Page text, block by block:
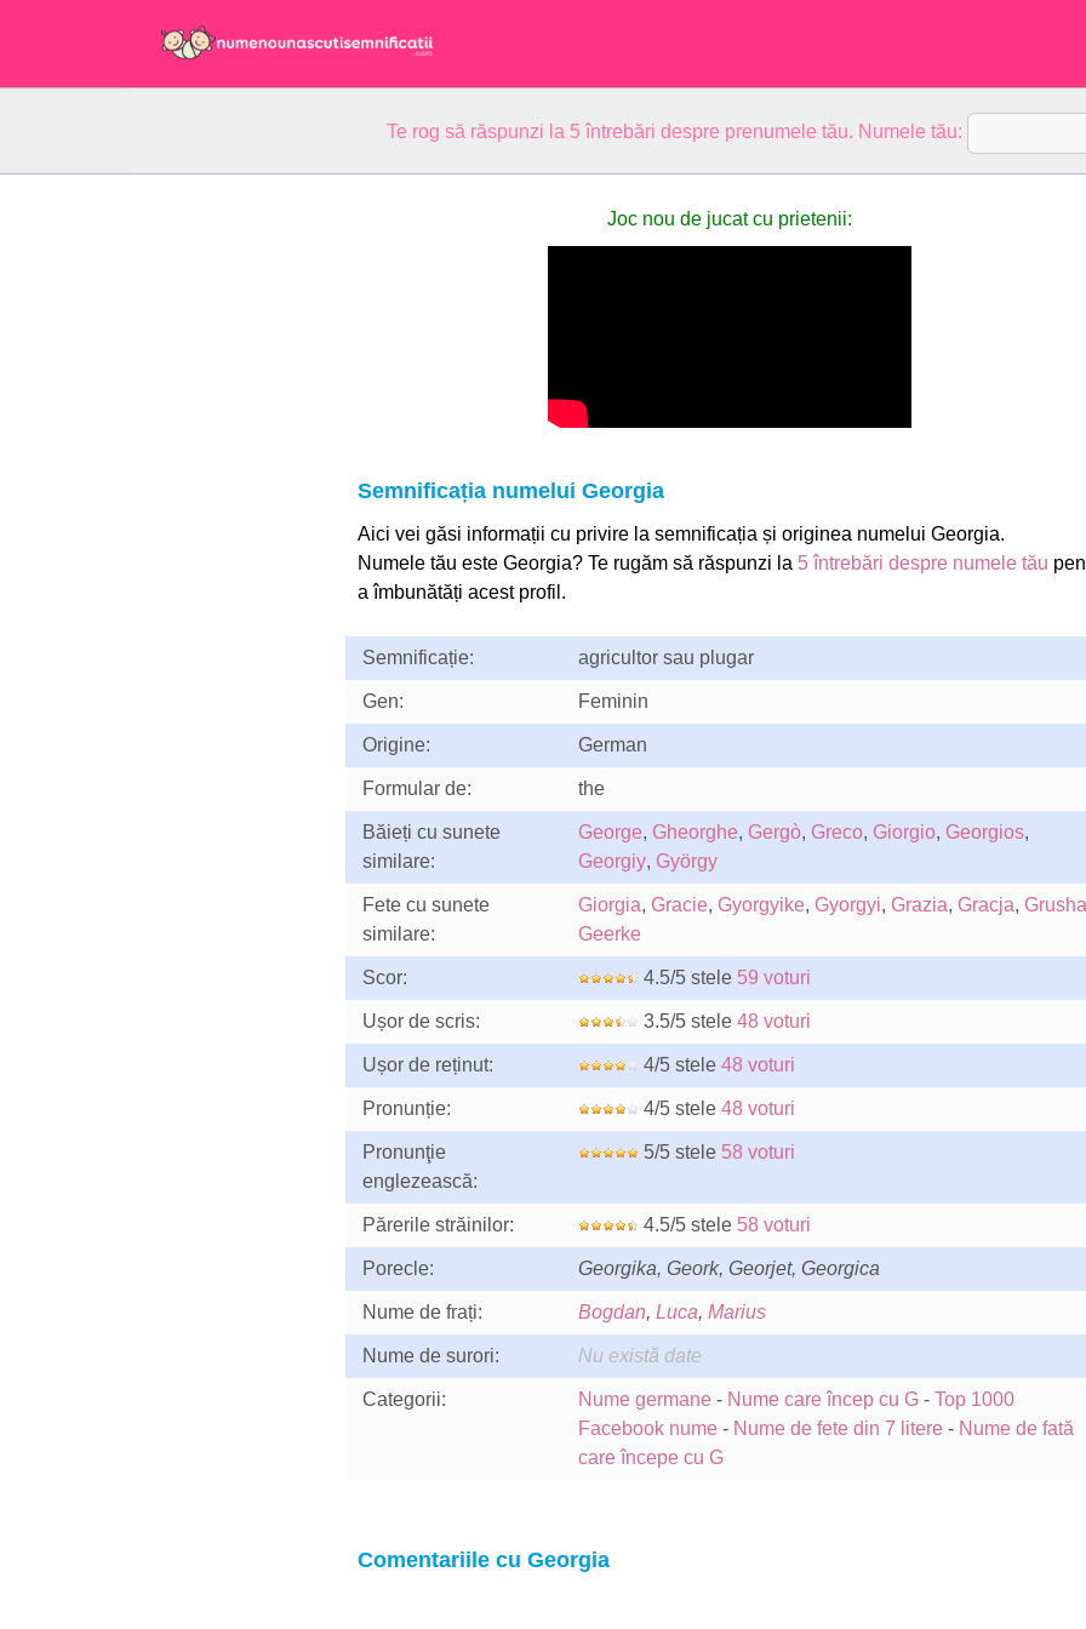
Te rog să răspunzi la 5 întrebări despre prenumele tău. Numele tău:
Joc nou de jucat cu prietenii:
Semnificația numelui Georgia
Aici vei găsi informații cu privire la semnificația și originea numelui Georgia.
Numele tău este Georgia? Te rugăm să răspunzi la 5 întrebări despre numele tău
a îmbunătăți acest profil.
Semnificație: agricultor sau plugar
Gen: Feminin
Origine: German
Formular de: the
Băieți cu sunete
similare:
George, Gheorghe, Gergò, Greco, Giorgio, Georgios,
Georgiy, György
Fete cu sunete
similare:
Giorgia, Gracie, Gyorgyike, Gyorgyi, Grazia, Gracja, Grusha
Geerke
Scor: 4.5/5 stele 59 voturi
Ușor de scris: 3.5/5 stele 48 voturi
Ușor de reținut: 4/5 stele 48 voturi
Pronunție: 4/5 stele 48 voturi
Pronunţie
englezească:
5/5 stele 58 voturi
Părerile străinilor: 4.5/5 stele 58 voturi
Porecle: Georgika, Geork, Georjet, Georgica
Nume de frați: Bogdan, Luca, Marius
Nume de surori: Nu există date
Categorii: Nume germane- Nume care încep cu G- Top 1000
Facebook nume- Nume de fete din 7 litere- Nume de fată
care începe cu G
Comentariile cu Georgia